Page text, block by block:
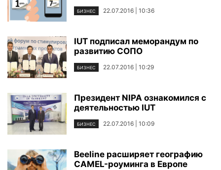
БИЗНЕС 22.07.2016 | 10:36
IUT подписал меморандум по
развитию СОПО
БИЗНЕС 22.07.2016 | 10:29
Президент NIPA ознакомился с
деятельностью IUT
БИЗНЕС 22.07.2016 | 10:09
Beeline расширяет географию
CAMEL-роуминга в Европе